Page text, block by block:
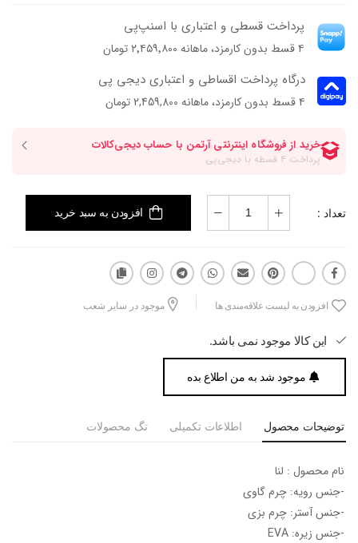
پرداخت قسطی و اعتباری با اسنپ‌پی
۴ قسط بدون کارمزد، ماهانه ۲٬۴۵۹٬۸۰۰ تومان
درگاه پرداخت اقساطی و اعتباری دیجی پی
۴ قسط بدون کارمزد، ماهانه 2,459,800 تومان
تعداد : افزودن به سبد خرید
افزودن به لیست علاقه‌مندی ها موجود در سایر شعب
این کالا موجود نمی باشد.
موجود شد به من اطلاع بده
توضیحات محصول اطلاعات تکمیلی تگ محصولات
نام محصول : لنا
-جنس رویه: چرم گاوی
-جنس آستر: چرم بزی
-جنس زیره: EVA